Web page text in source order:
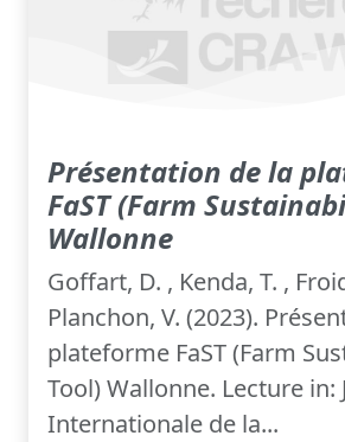
Présentation de la
FaST (Farm
Wallonne
Goffart, D. , Kenda, T. ,
Planchon, V. (2023).
plateforme FaST (Farm
Tool) Wallonne. Lecture in:
Internationale de la...